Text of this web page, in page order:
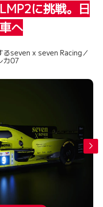
に挑戦。日
へ
るseven x seven Racing／
カ07